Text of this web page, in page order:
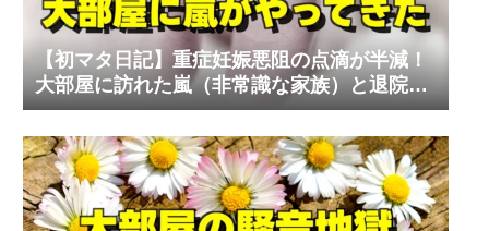
【初マタ日記】重症妊娠悪阻の点滴が半減！
大部屋に訪れた嵐（非常識な家族）と退院の
リアル